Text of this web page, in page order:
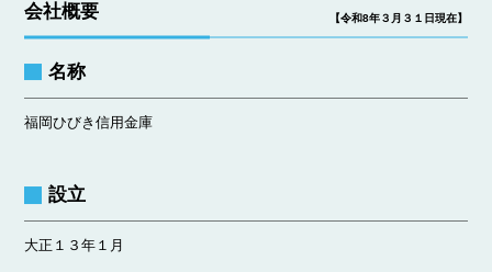
会社概要 【令和8年３月３１日現在】
名称
福岡ひびき信用金庫
設立
大正１３年１月